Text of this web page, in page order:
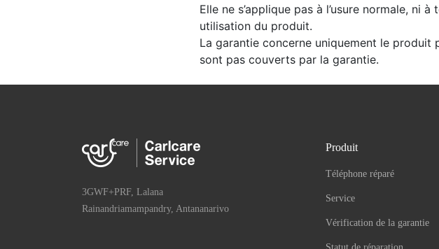
Elle ne s’applique pas à l’usure normale, ni
utilisation du produit.
La garantie concerne uniquement le
sont pas couverts par la garantie.
3GWF+PRF, Lalana
Rainandriamampandry, Antananarivo
Produit
Téléphone réparé
Service
Vérification de la garantie